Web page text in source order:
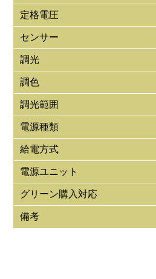
定格電圧
センサー
調光
調色
調光範囲
電源種類
給電方式
電源ユニット
グリーン購入対応
備考